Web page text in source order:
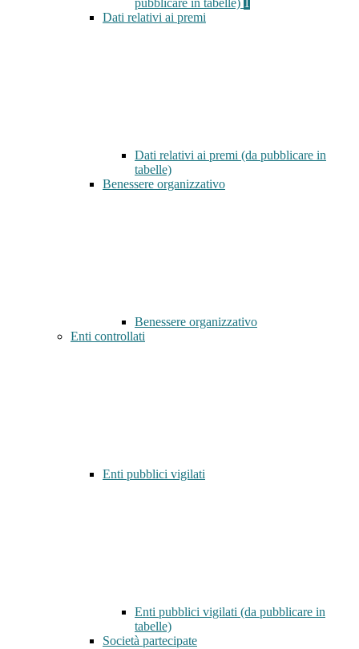
pubblicare in tabelle)
Dati relativi ai premi
Dati relativi ai premi (da pubblicare in
tabelle)
Benessere organizzativo
Benessere organizzativo
Enti controllati
Enti pubblici vigilati
Enti pubblici vigilati (da pubblicare in
tabelle)
Società partecipate